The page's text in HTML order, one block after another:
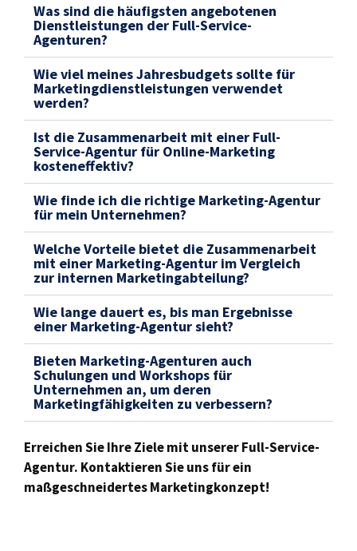
Was sind die häufigsten angebotenen
Dienstleistungen der Full-Service-
Agenturen?
Wie viel meines Jahresbudgets sollte für
Marketingdienstleistungen verwendet
werden?
Ist die Zusammenarbeit mit einer Full-
Service-Agentur für Online-Marketing
kosteneffektiv?
Wie finde ich die richtige Marketing-Agentur
für mein Unternehmen?
Welche Vorteile bietet die Zusammenarbeit
mit einer Marketing-Agentur im Vergleich
zur internen Marketingabteilung?
Wie lange dauert es, bis man Ergebnisse
einer Marketing-Agentur sieht?
Bieten Marketing-Agenturen auch
Schulungen und Workshops für
Unternehmen an, um deren
Marketingfähigkeiten zu verbessern?
Erreichen Sie Ihre Ziele mit unserer Full-Service-
Agentur. Kontaktieren Sie uns für ein
maßgeschneidertes Marketingkonzept!